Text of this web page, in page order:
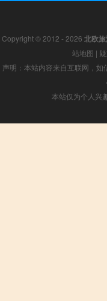
Copyright © 2012 - 2026 北欧
站地图 |
声明：本站内容来自互联网，
本站仅为个人兴